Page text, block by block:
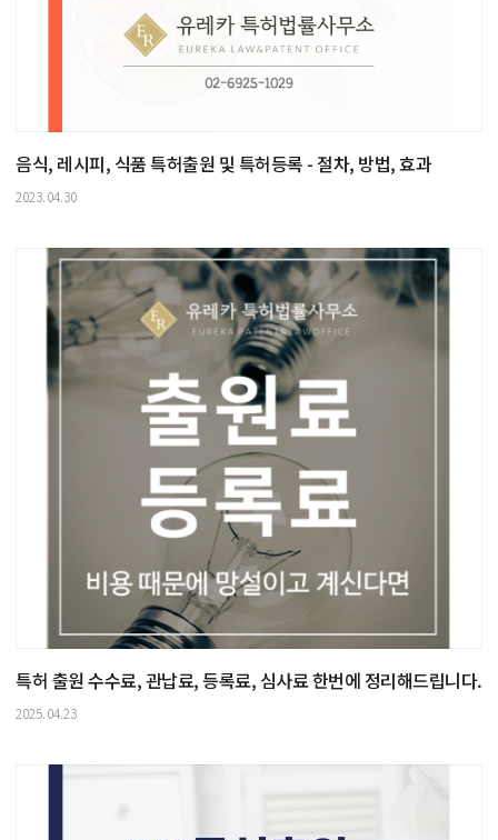
음식, 레시피, 식품 특허출원 및 특허등록 - 절차, 방법, 효과
2023.04.30
특허 출원 수수료, 관납료, 등록료, 심사료 한번에 정리해드립니다.
2025.04.23